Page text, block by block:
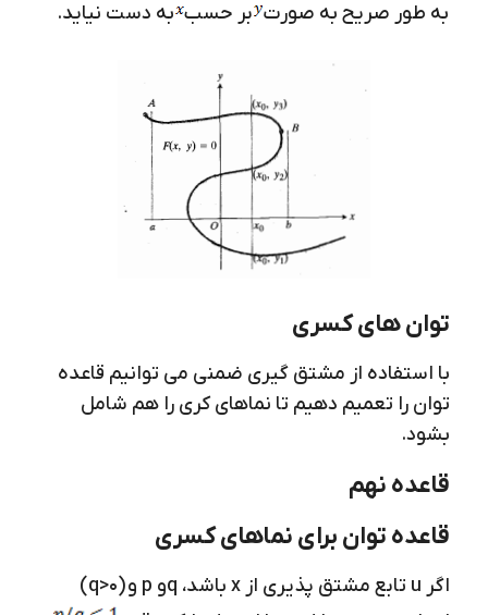
به طور صریح به صورت بر حسب به دست نیاید.
توان های کسری
با استفاده از مشتق گیری ضمنی می توانیم قاعده
توان را تعمیم دهیم تا نماهای کری را هم شامل
بشود.
قاعده نهم
قاعده توان برای نماهای کسری
اگر u تابع مشتق پذیری از x باشد، qو p و (q>0)